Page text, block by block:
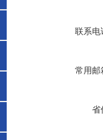
联系电
常用邮
省